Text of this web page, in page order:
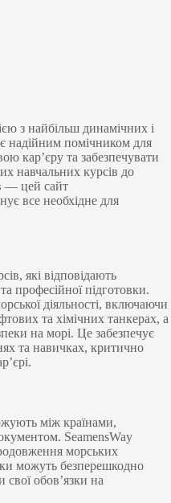
з найбільш динамічних і
надійним помічником для
кар’єру та забезпечувати
навчальних курсів до
— цей сайт
все необхідне для
які відповідають
професійної підготовки.
діяльності, включаючи
та хімічних танкерах, а
на морі. Це забезпечує
та навичках, критично
між країнами,
SeamensWay
морських
можуть безперешкодно
обов’язки на